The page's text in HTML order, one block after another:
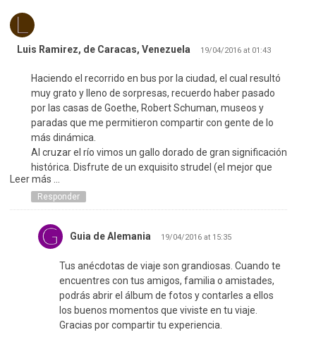
Luis Ramirez, de Caracas, Venezuela 19/04/2016 at 01:43
Haciendo el recorrido en bus por la ciudad, el cual resultó
muy grato y lleno de sorpresas, recuerdo haber pasado
por las casas de Goethe, Robert Schuman, museos y
paradas que me permitieron compartir con gente de lo
más dinámica.
Al cruzar el río vimos un gallo dorado de gran significación
histórica. Disfrute de un exquisito strudel (el mejor que
haya comido jamás) luego de un goulash, el cual
repetí.Una copa gigante de helado, el mejor del mundo. Le
tomomos fotos y bebimos un vino único.
Sólo dispuse de un día, pero todo cuanto hicimos lo
disfrutamos enormemente.Fue sábado y el ambiente por
visitarlos todos. Al menos abríamos la puerta y
mirabamos para disfrutar del entusiasmo contagioso.
Visítenla por varios días, caminen por la ciudad y
confúndanse con los pobladores, se sentirán como en
Leer más ...
Responder
Guia de Alemania 19/04/2016 at 15:35
Tus anécdotas de viaje son grandiosas. Cuando te
encuentres con tus amigos, familia o amistades,
podrás abrir el álbum de fotos y contarles a ellos
los buenos momentos que viviste en tu viaje.
Gracias por compartir tu experiencia.